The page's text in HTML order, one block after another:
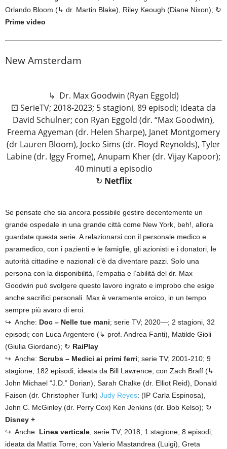
Orlando Bloom (↳ dr. Martin Blake), Riley Keough (Diane Nixon); ↻
Prime video
New Amsterdam
↳ Dr. Max Goodwin (Ryan Eggold)
⚀ SerieTV; 2018-2023; 5 stagioni, 89 episodi; ideata da
David Schulner; con Ryan Eggold (dr. “Max Goodwin),
Freema Agyeman (dr. Helen Sharpe), Janet Montgomery
(dr Lauren Bloom), Jocko Sims (dr. Floyd Reynolds), Tyler
Labine (dr. Iggy Frome), Anupam Kher (dr. Vijay Kapoor);
40 minuti a episodio
↻ Netflix
Se pensate che sia ancora possibile gestire decentemente un
grande ospedale in una grande città come New York, beh!, allora
guardate questa serie. A relazionarsi con il personale medico e
paramedico, con i pazienti e le famiglie, gli azionisti e i donatori, le
autorità cittadine e nazionali c’è da diventare pazzi. Solo una
persona con la disponibilità, l’empatia e l’abilità del dr. Max
Goodwin può svolgere questo lavoro ingrato e improbo che esige
anche sacrifici personali. Max è veramente eroico, in un tempo
sempre più avaro di eroi.
↪ Anche: Doc – Nelle tue mani; serie TV; 2020—; 2 stagioni, 32
episodi; con Luca Argentero (↳ prof. Andrea Fanti), Matilde Gioli
(Giulia Giordano); ↻ RaiPlay
↪ Anche: Scrubs – Medici ai primi ferri; serie TV; 2001-210; 9
stagione, 182 episodi; ideata da Bill Lawrence; con Zach Braff (↳
John Michael “J.D.” Dorian), Sarah Chalke (dr. Elliot Reid), Donald
Faison (dr. Christopher Turk) Judy Reyes: (IP Carla Espinosa),
John C. McGinley (dr. Perry Cox) Ken Jenkins (dr. Bob Kelso); ↻
Disney +
↪ Anche: Linea verticale; serie TV; 2018; 1 stagione, 8 episodi;
ideata da Mattia Torre; con Valerio Mastandrea (Luigi), Greta